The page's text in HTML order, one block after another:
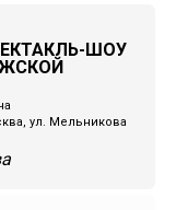
ШОУ
ул. Мельникова